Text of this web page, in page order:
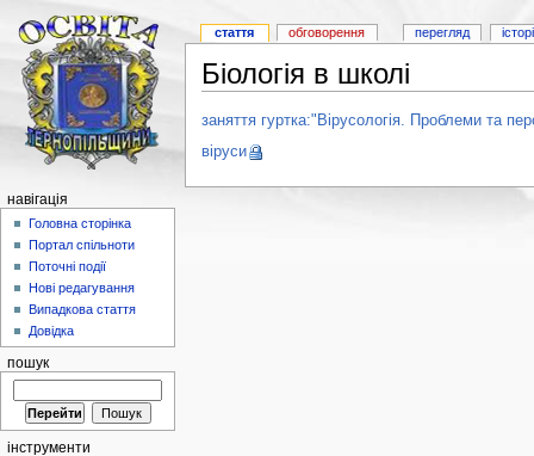
Біологія в школі
заняття гуртка:"Вірусологія. Проблеми та
віруси
стаття обговорення перегляд
навігація
Головна сторінка
Портал спільноти
Поточні події
Нові редагування
Випадкова стаття
Довідка
пошук
інструменти